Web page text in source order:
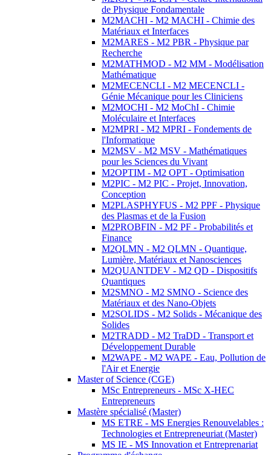
de Physique Fondamentale
M2MACHI - M2 MACHI - Chimie des
Matériaux et Interfaces
M2MARES - M2 PBR - Physique par
Recherche
M2MATHMOD - M2 MM - Modélisation
Mathématique
M2MECENCLI - M2 MECENCLI -
Génie Mécanique pour les Cliniciens
M2MOCHI - M2 MoChI - Chimie
Moléculaire et Interfaces
M2MPRI - M2 MPRI - Fondements de
l'Informatique
M2MSV - M2 MSV - Mathématiques
pour les Sciences du Vivant
M2OPTIM - M2 OPT - Optimisation
M2PIC - M2 PIC - Projet, Innovation,
Conception
M2PLASPHYFUS - M2 PPF - Physique
des Plasmas et de la Fusion
M2PROBFIN - M2 PF - Probabilités et
Finance
M2QLMN - M2 QLMN - Quantique,
Lumière, Matériaux et Nanosciences
M2QUANTDEV - M2 QD - Dispositifs
Quantiques
M2SMNO - M2 SMNO - Science des
Matériaux et des Nano-Objets
M2SOLIDS - M2 Solids - Mécanique des
Solides
M2TRADD - M2 TraDD - Transport et
Développement Durable
M2WAPE - M2 WAPE - Eau, Pollution de
l'Air et Energie
Master of Science (CGE)
MSc Entrepreneurs - MSc X-HEC
Entrepreneurs
Mastère spécialisé (Master)
MS ETRE - MS Energies Renouvelables :
Technologies et Entrepreneuriat (Master)
MS IE - MS Innovation et Entreprenariat